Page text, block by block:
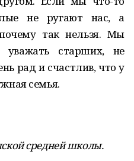
не ругают нас, а
так нельзя. Мы
старших, не
рад и счастлив, что у
семья.
средней школы.